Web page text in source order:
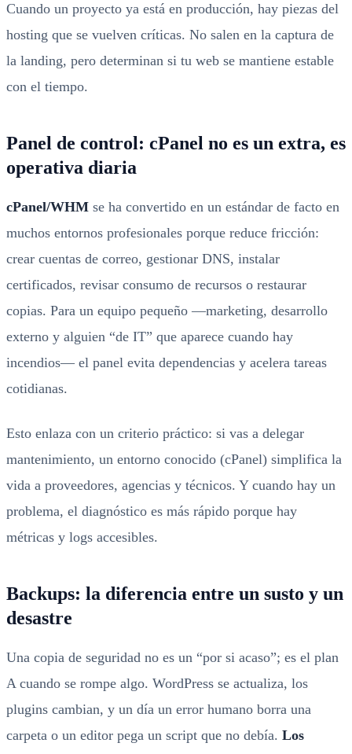
Cuando un proyecto ya está en producción, hay piezas del
hosting que se vuelven críticas. No salen en la captura de
la landing, pero determinan si tu web se mantiene estable
con el tiempo.
Panel de control: cPanel no es un extra, es
operativa diaria
cPanel/WHM se ha convertido en un estándar de facto en
muchos entornos profesionales porque reduce fricción:
crear cuentas de correo, gestionar DNS, instalar
certificados, revisar consumo de recursos o restaurar
copias. Para un equipo pequeño —marketing, desarrollo
externo y alguien “de IT” que aparece cuando hay
incendios— el panel evita dependencias y acelera tareas
cotidianas.
Esto enlaza con un criterio práctico: si vas a delegar
mantenimiento, un entorno conocido (cPanel) simplifica la
vida a proveedores, agencias y técnicos. Y cuando hay un
problema, el diagnóstico es más rápido porque hay
métricas y logs accesibles.
Backups: la diferencia entre un susto y un
desastre
Una copia de seguridad no es un “por si acaso”; es el plan
A cuando se rompe algo. WordPress se actualiza, los
plugins cambian, y un día un error humano borra una
carpeta o un editor pega un script que no debía. Los